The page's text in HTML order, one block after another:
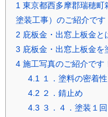
1東京都西多摩郡瑞穂町
塗装工事）のご紹介です
2 庇板金・出窓上板金
3 庇板金・出窓上板金
4施工写真のご紹介です
4.1１．塗料の密着性
4.2 ２．錆止め
4.3 ３．４．塗装１